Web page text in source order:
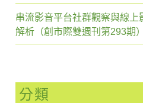
串流影音平台社群觀察與線上
解析（創市際雙週刊第293期）
分類